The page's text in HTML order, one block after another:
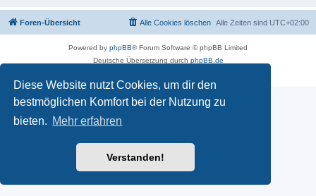
Diese Website nutzt Cookies, um dir den
bestmöglichen Komfort bei der Nutzung zu
bieten. Mehr erfahren
Verstanden!
Foren-Übersicht Alle Zeiten sind UTC+02:00
Alle Cookies löschen
Powered by phpBB® Forum Software © phpBB Limited
Deutsche Übersetzung durch phpBB.de